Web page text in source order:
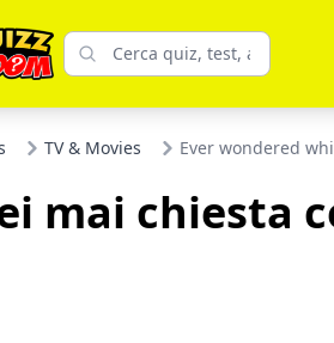
TV & Movies Ever wondered
mai chiesta